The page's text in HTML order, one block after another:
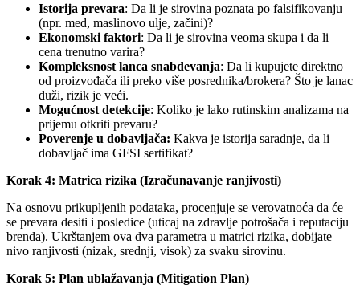
Istorija prevara: Da li je sirovina poznata po falsifikovanju
(npr. med, maslinovo ulje, začini)?
Ekonomski faktori: Da li je sirovina veoma skupa i da li
cena trenutno varira?
Kompleksnost lanca snabdevanja: Da li kupujete direktno
od proizvođača ili preko više posrednika/brokera? Što je lanac
duži, rizik je veći.
Mogućnost detekcije: Koliko je lako rutinskim analizama na
prijemu otkriti prevaru?
Poverenje u dobavljača: Kakva je istorija saradnje, da li
dobavljač ima GFSI sertifikat?
Korak 4: Matrica rizika (Izračunavanje ranjivosti)
Na osnovu prikupljenih podataka, procenjuje se verovatnoća da će
se prevara desiti i posledice (uticaj na zdravlje potrošača i reputaciju
brenda). Ukrštanjem ova dva parametra u matrici rizika, dobijate
nivo ranjivosti (nizak, srednji, visok) za svaku sirovinu.
Korak 5: Plan ublažavanja (Mitigation Plan)